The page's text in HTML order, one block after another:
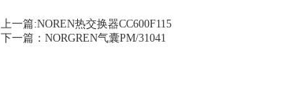
上一篇:NOREN热交换器CC600F115
下一篇： NORGREN气囊PM/31041